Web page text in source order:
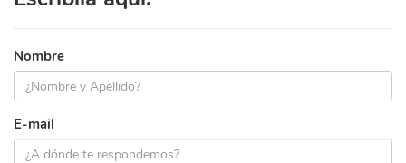
Nombre
E-mail